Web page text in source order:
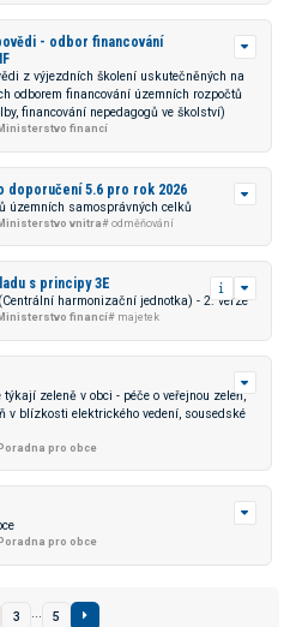
- odbor financování
z výjezdních školení uskutečněných na
odborem financování územních rozpočtů
financování nepedagogů ve školství)
Ministerstvo financí
doporučení 5.6 pro rok 2026
územních samosprávných celků
Ministerstvo vnitra# odměňování
s principy 3E
harmonizační jednotka) - 2. verze
Ministerstvo financí# majetek
zeleně v obci - péče o veřejnou zeleň,
v blízkosti elektrického vedení, sousedské
Poradna pro obce
Poradna pro obce
3 5